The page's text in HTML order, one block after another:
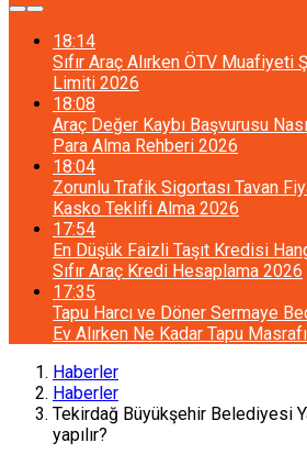
18:14
Sıfır Araç Alırken ÖTV Muafiyeti
Limiti 2026
18:08
Araç Değer Kaybı Başvurusu
Para Alma Rehberi 2026
18:04
Zorunlu Trafik Sigortası Tavan
Kasko Teklifi Alma 2026
17:54
En Düşük Faizli Taşıt Kredisi
Sıfır Araç Kredi Hesaplama 2026
17:35
Tapu Harcı ve Döner Sermaye
Ev Alırken Ne Kadar Tapu Masrafı
Haberler
Haberler
Tekirdağ Büyükşehir Belediyesi
yapılır?